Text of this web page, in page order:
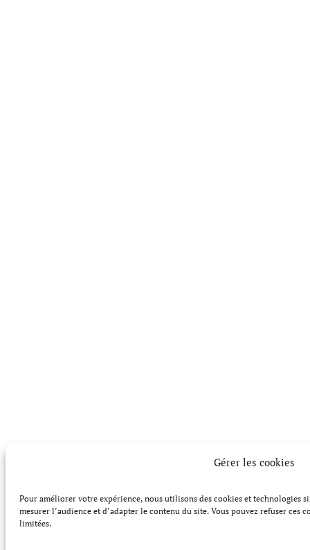
Gérer les cookies
Pour améliorer votre expérience, nous utilisons des cookies et technologies
mesurer l’audience et d’adapter le contenu du site. Vous pouvez refuser
limitées.